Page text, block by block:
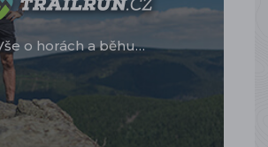
o horách a běhu…